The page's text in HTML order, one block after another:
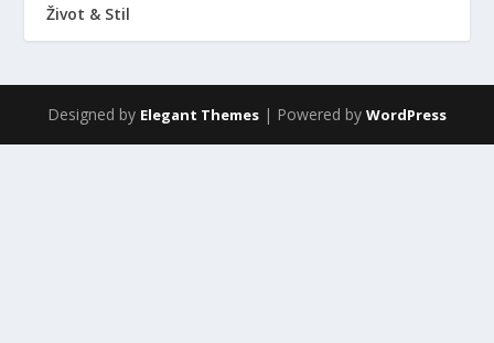
Život & Stil
Designed by Elegant Themes | Powered by WordPress